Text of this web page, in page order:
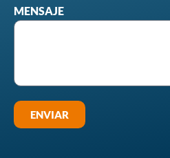
MENSAJE
ENVIAR